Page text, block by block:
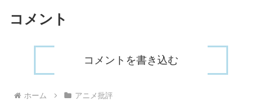
コメント
コメントを書き込む
ホーム アニメ批評